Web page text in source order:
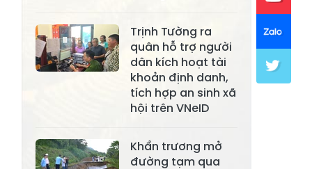
Xã Yên Thành
Xã Thác Bà
Xã Yên Bình
Xã Bảo Ái
Xã Hưng
Khánh
Thịnh
Trịnh Tường ra
quân hỗ trợ người
dân kích hoạt tài
khoản định danh,
tích hợp an sinh xã
hội trên VNeID
Khẩn trương mở
đường tạm qua